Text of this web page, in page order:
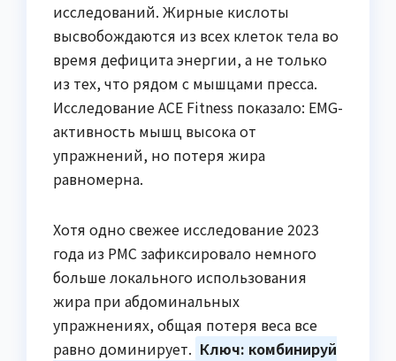
исследований. Жирные кислоты
высвобождаются из всех клеток тела во
время дефицита энергии, а не только
из тех, что рядом с мышцами пресса.
Исследование ACE Fitness показало: EMG-
активность мышц высока от
упражнений, но потеря жира
равномерна.
Хотя одно свежее исследование 2023
года из PMC зафиксировало немного
больше локального использования
жира при абдоминальных
упражнениях, общая потеря веса все
равно доминирует. Ключ: комбинируй